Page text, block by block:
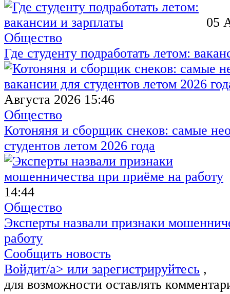
05
Общество
Где студенту подработать летом:
Августа 2026 15:46
Общество
Котоняня и сборщик снеков: самые
студентов летом 2026 года
14:44
Общество
Эксперты назвали признаки
работу
Сообщить новость
Войдит/a> или зарегистрируйтесь ,
для возможности оставлять